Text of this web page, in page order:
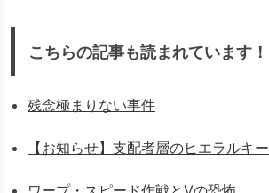
こちらの記事も読まれています！
残念極まりない事件
【お知らせ】支配者層のヒエラルキー